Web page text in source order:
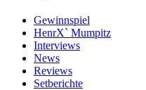
Gewinnspiel
HenrX` Mumpitz
Interviews
News
Reviews
Setberichte